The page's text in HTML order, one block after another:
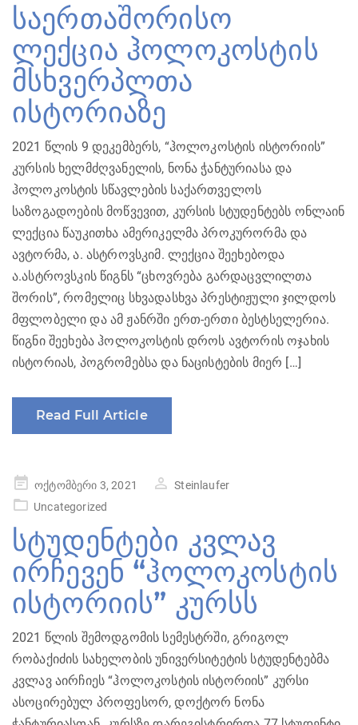
საერთაშორისო
ლექცია ჰოლოკოსტის
მსხვერპლთა
ისტორიაზე
2021 წლის 9 დეკემბერს, “ჰოლოკოსტის ისტორიის”
კურსის ხელმძღვანელის, ნონა ჭანტურიასა და
ჰოლოკოსტის სწავლების საქართველოს
საზოგადოების მოწვევით, კურსის სტუდენტებს ონლაინ
ლექცია წაუკითხა ამერიკელმა პროკურორმა და
ავტორმა, ა. ასტროვსკიმ. ლექცია შეეხებოდა
ა.ასტროვსკის წიგნს “ცხოვრება გარდაცვლილთა
შორის”, რომელიც სხვადასხვა პრესტიჟული ჯილდოს
მფლობელი და ამ ჟანრში ერთ-ერთი ბესტსელერია.
წიგნი შეეხება ჰოლოკოსტის დროს ავტორის ოჯახის
ისტორიას, პოგრომებსა და ნაცისტების მიერ […]
Read Full Article
Posted
on
ოქტომბერი 3, 2021
Steinlaufer
Uncategorized
სტუდენტები კვლავ
ირჩევენ “ჰოლოკოსტის
ისტორიის” კურსს
2021 წლის შემოდგომის სემესტრში, გრიგოლ
რობაქიძის სახელობის უნივერსიტეტის სტუდენტებმა
კვლავ აირჩიეს “ჰოლოკოსტის ისტორიის” კურსი
ასოცირებულ პროფესორ, დოქტორ ნონა